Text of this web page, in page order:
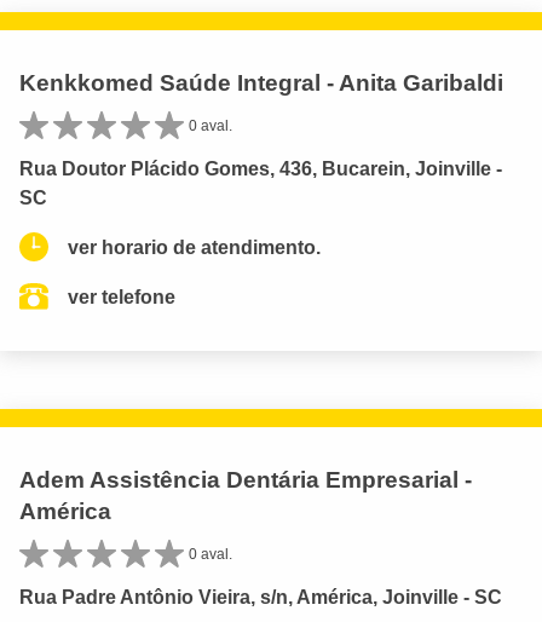
Kenkkomed Saúde Integral - Anita Garibaldi
0 aval.
Rua Doutor Plácido Gomes, 436, Bucarein, Joinville -
SC
ver horario de atendimento.
ver telefone
Adem Assistência Dentária Empresarial -
América
0 aval.
Rua Padre Antônio Vieira, s/n, América, Joinville - SC